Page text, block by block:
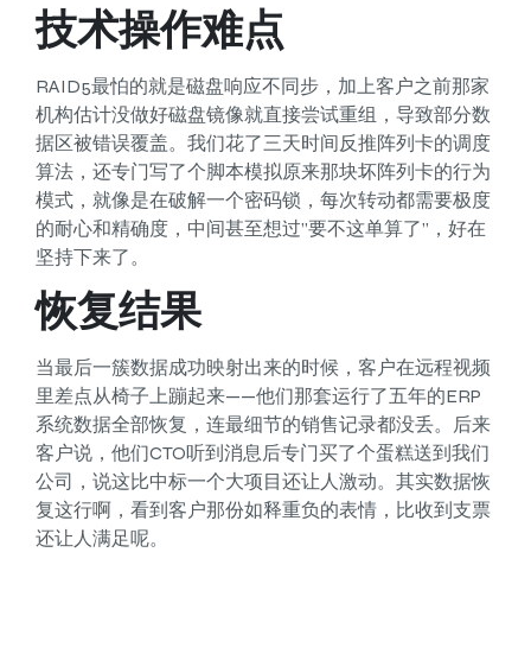
技术操作难点
RAID5最怕的就是磁盘响应不同步，加上客户之前那家
机构估计没做好磁盘镜像就直接尝试重组，导致部分数
据区被错误覆盖。我们花了三天时间反推阵列卡的调度
算法，还专门写了个脚本模拟原来那块坏阵列卡的行为
模式，就像是在破解一个密码锁，每次转动都需要极度
的耐心和精确度，中间甚至想过”要不这单算了”，好在
坚持下来了。
恢复结果
当最后一簇数据成功映射出来的时候，客户在远程视频
里差点从椅子上蹦起来——他们那套运行了五年的ERP
系统数据全部恢复，连最细节的销售记录都没丢。后来
客户说，他们CTO听到消息后专门买了个蛋糕送到我们
公司，说这比中标一个大项目还让人激动。其实数据恢
复这行啊，看到客户那份如释重负的表情，比收到支票
还让人满足呢。